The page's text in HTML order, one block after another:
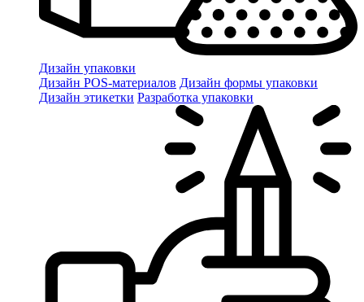
Дизайн упаковки
Дизайн POS-материалов Дизайн формы упаковки
Дизайн этикетки Разработка упаковки